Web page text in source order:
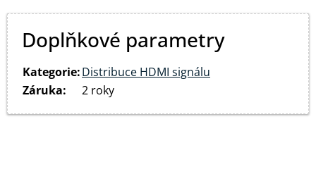
Doplňkové parametry
Kategorie:Distribuce HDMI signálu
Záruka: 2 roky